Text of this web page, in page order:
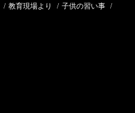
/ 教育現場より / 子供の習い事 /